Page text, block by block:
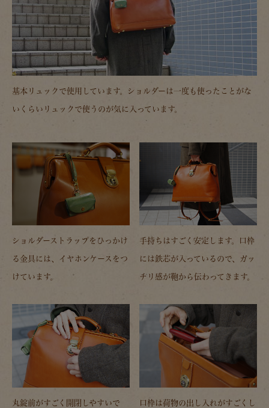
基本リュックで使用しています。ショルダーは一度も使ったことがな
いくらいリュックで使うのが気に入っています。
ショルダーストラップをひっかけ
る金具には、イヤホンケースをつ
けています。
手持ちはすごく安定します。口枠
には鉄芯が入っているので、ガッ
チリ感が鞄から伝わってきます。
丸錠前がすごく開閉しやすいで
口枠は荷物の出し入れがすごくし